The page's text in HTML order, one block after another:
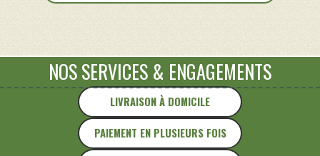
LIVRAISON À DOMICILE
PAIEMENT EN PLUSIEURS FOIS
NOS SERVICES & ENGAGEMENTS